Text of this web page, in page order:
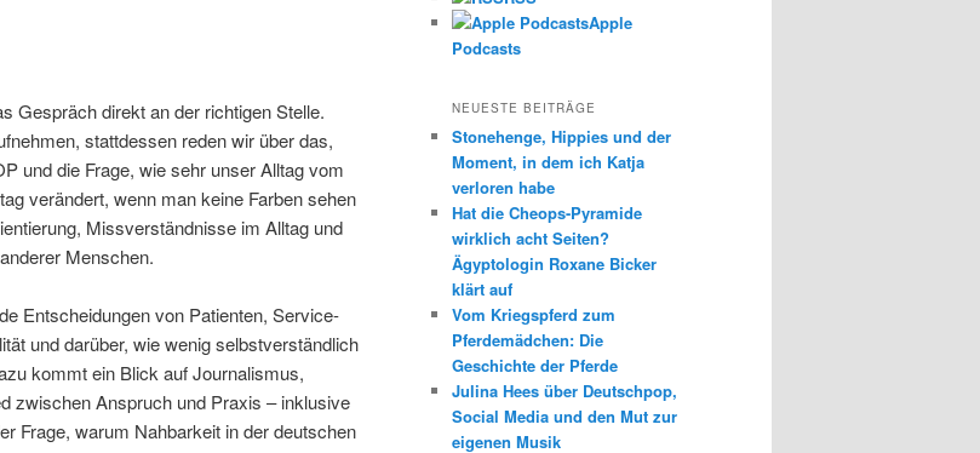
Gespräch direkt an der richtigen Stelle.
stattdessen reden wir über das,
und die Frage, wie sehr unser Alltag vom
verändert, wenn man keine Farben sehen
Missverständnisse im Alltag und
Menschen.
Entscheidungen von Patienten, Service-
und darüber, wie wenig selbstverständlich
kommt ein Blick auf Journalismus,
zwischen Anspruch und Praxis – inklusive
Frage, warum Nahbarkeit in der deutschen
Apple
Podcasts
NEUESTE BEITRÄGE
Stonehenge, Hippies und der
Moment, in dem ich Katja
verloren habe
Hat die Cheops-Pyramide
wirklich acht Seiten?
Ägyptologin Roxane Bicker
klärt auf
Vom Kriegspferd zum
Pferdemädchen: Die
Geschichte der Pferde
Julina Hees über Deutschpop,
Social Media und den Mut zur
eigenen Musik